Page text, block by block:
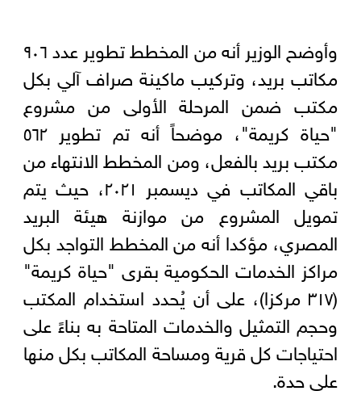
وأوضح الوزير أنه من المخطط تطوير عدد ٩٠٦
مكاتب بريد، وتركيب ماكينة صراف آلي بكل
مكتب ضمن المرحلة الأولى من مشروع
"حياة كريمة"، موضحاً أنه تم تطوير ٥٦٢
مكتب بريد بالفعل، ومن المخطط الانتهاء من
باقي المكاتب في ديسمبر ٢٠٢١، حيث يتم
تمويل المشروع من موازنة هيئة البريد
المصري، مؤكدا أنه من المخطط التواجد بكل
مراكز الخدمات الحكومية بقرى "حياة كريمة"
(٣١٧ مركزا)، على أن يُحدد استخدام المكتب
وحجم التمثيل والخدمات المتاحة به بناءً على
احتياجات كل قرية ومساحة المكاتب بكل منها
على حدة.